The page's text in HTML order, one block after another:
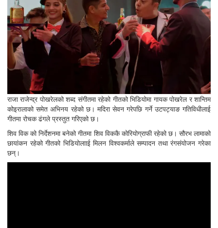
राजा राजेन्द्र पोखरेलको शब्द संगीतमा रहेको गीतको भिडियोमा गायक पोखरेल र शान्तिम
कोइरालाको समेत अभिनय रहेको छ। मदिरा सेवन गरेपछि गर्ने उटपट्याङ गतिविधीलाई
गीतमा रोचक ढंगले प्रस्तुत गरिएको छ।
शिव विक को निर्देशनमा बनेको गीतमा शिव विककै कोरियोग्राफी रहेको छ। सौरभ लामाको
छायांकन रहेको गीतको भिडियोलााई मिलन विश्वकर्माले सम्पादन तथा रंगसंयोजन गरेका
छन्।